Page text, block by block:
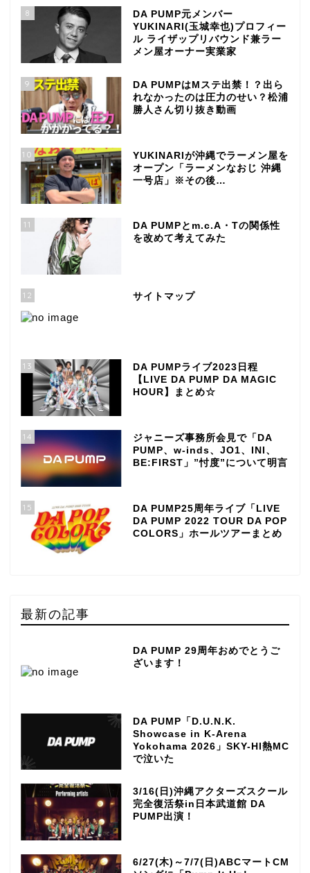
8
DA PUMP元メンバー
YUKINARI(玉城幸也)プロフィー
ル ライザップリバウンド兼ラー
メン屋オーナー実業家
9
DA PUMPはMステ出禁！？出ら
れなかったのは圧力のせい？松浦
勝人さん切り抜き動画
10
YUKINARIが沖縄でラーメン屋を
オープン「ラーメンなおじ 沖縄
一号店」※その後…
11
DA PUMPとm.c.A・Tの関係性
を改めて考えてみた
12 サイトマップ
13
DA PUMPライブ2023日程
【LIVE DA PUMP DA MAGIC
HOUR】まとめ☆
14
ジャニーズ事務所会見で「DA
PUMP、w-inds、JO1、INI、
BE:FIRST」”忖度”について明言
15
DA PUMP25周年ライブ「LIVE
DA PUMP 2022 TOUR DA POP
COLORS」ホールツアーまとめ
最新の記事
DA PUMP 29周年おめでとうご
ざいます！
DA PUMP「D.U.N.K.
Showcase in K-Arena
Yokohama 2026」SKY-HI熱MC
で泣いた
3/16(日)沖縄アクターズスクール
完全復活祭in日本武道館 DA
PUMP出演！
6/27(木)～7/7(日)ABCマートCM